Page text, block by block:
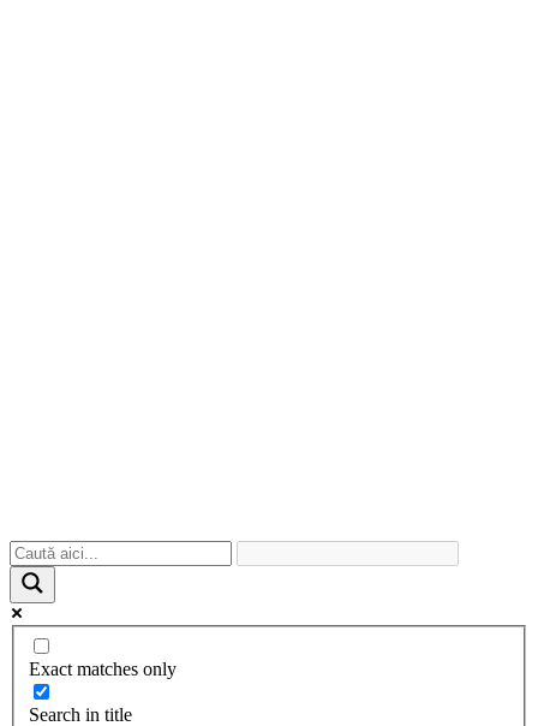
Exact matches only
Search in title